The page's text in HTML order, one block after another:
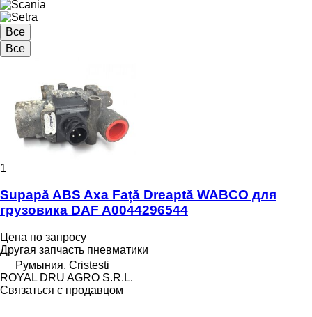
Все
Все
1
Supapă ABS Axa Față Dreaptă WABCO для
грузовика DAF A0044296544
Цена по запросу
Другая запчасть пневматики
Румыния, Cristesti
ROYAL DRU AGRO S.R.L.
Связаться с продавцом